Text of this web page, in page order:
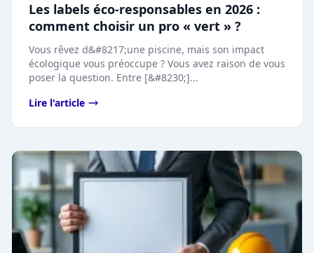
Les labels éco-responsables en 2026 :
comment choisir un pro « vert » ?
Vous rêvez d&#8217;une piscine, mais son impact
écologique vous préoccupe ? Vous avez raison de vous
poser la question. Entre [&#8230;]...
Lire l'article